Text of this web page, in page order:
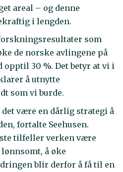
areal – og denne
i lengden.
som
de norske avlingene på
opptil 30 %. Det betyr at vi i
å utnytte
som vi burde.
være en dårlig strategi å
fortalte Seehusen.
tilfeller verken være
å øke
blir derfor å få til en